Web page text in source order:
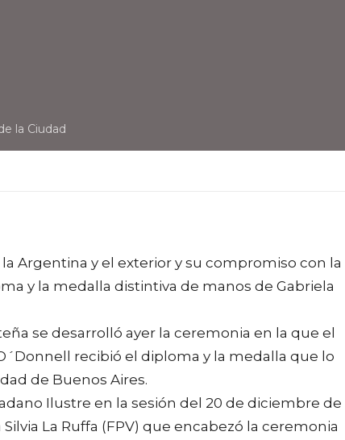
la Ciudad
Argentina y el exterior y su compromiso con la
y la medalla distintiva de manos de Gabriela
se desarrolló ayer la ceremonia en la que el
recibió el diploma y la medalla que lo
de Buenos Aires.
Ilustre en la sesión del 20 de diciembre de
La Ruffa (FPV) que encabezó la ceremonia